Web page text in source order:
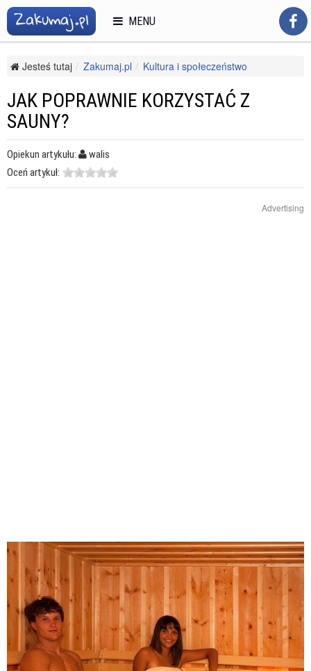
Jesteś tutaj Zakumaj.pl
Kultura i społeczeństwo
Jak poprawnie korzystać z sauny?
JAK POPRAWNIE KORZYSTAĆ Z
SAUNY?
Opiekun artykułu:
walis
Oceń artykuł:
Advertising
MENU